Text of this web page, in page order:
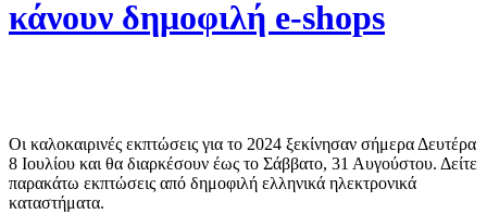
κάνουν δημοφιλή e-shops
Οι καλοκαιρινές εκπτώσεις για το 2024 ξεκίνησαν σήμερα Δευτέρα
8 Ιουλίου και θα διαρκέσουν έως το Σάββατο, 31 Αυγούστου. Δείτε
παρακάτω εκπτώσεις από δημοφιλή ελληνικά ηλεκτρονικά
καταστήματα.